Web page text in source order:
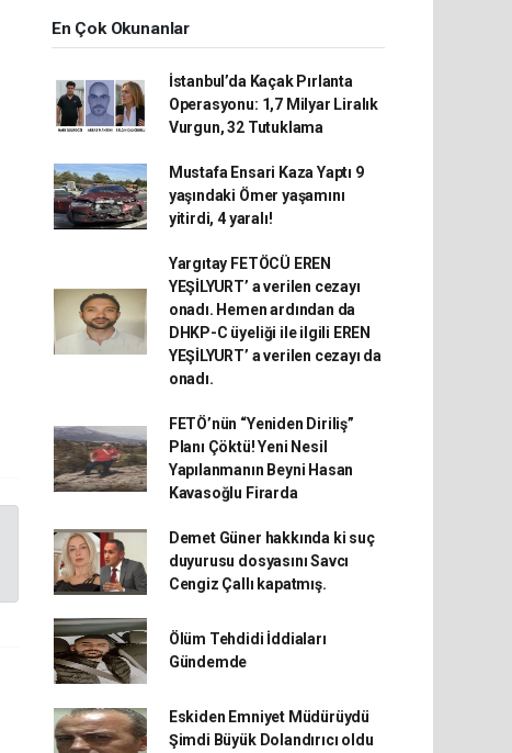
En Çok Okunanlar
İstanbul’da Kaçak Pırlanta
Operasyonu: 1,7 Milyar Liralık
Vurgun, 32 Tutuklama
Mustafa Ensari Kaza Yaptı 9
yaşındaki Ömer yaşamını
yitirdi, 4 yaralı!
Yargıtay FETÖCÜ EREN
YEŞİLYURT’ a verilen cezayı
onadı. Hemen ardından da
DHKP-C üyeliği ile ilgili EREN
YEŞİLYURT’ a verilen cezayı da
onadı.
FETÖ’nün “Yeniden Diriliş”
Planı Çöktü! Yeni Nesil
Yapılanmanın Beyni Hasan
Kavasoğlu Firarda
Demet Güner hakkında ki suç
duyurusu dosyasını Savcı
Cengiz Çallı kapatmış.
Ölüm Tehdidi İddiaları
Gündemde
Eskiden Emniyet Müdürüydü
Şimdi Büyük Dolandırıcı oldu